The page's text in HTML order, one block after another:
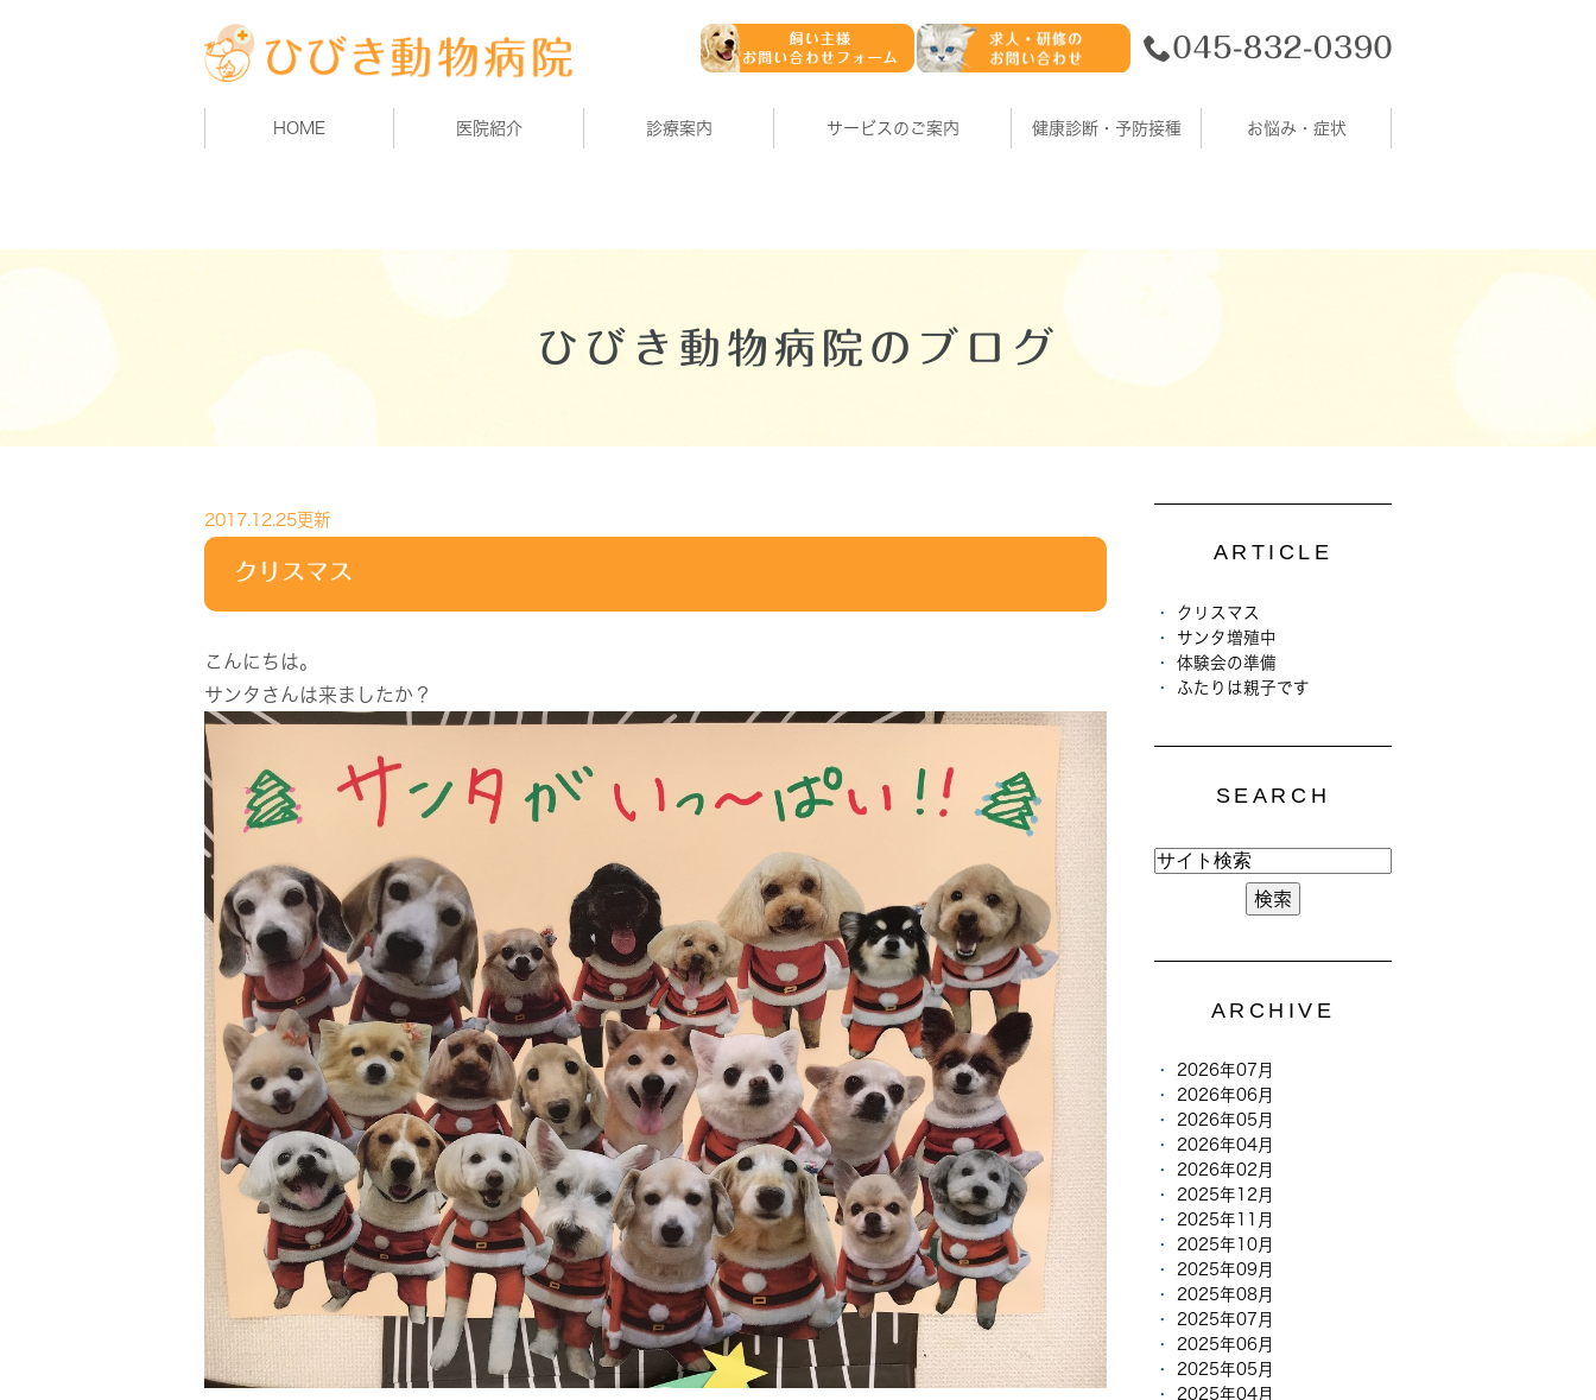
HOME 医院紹介 診療案内 サービスのご案内 健康診断・予防接種 お悩み・症状
ひびき動物病院のブログ
2017.12.25更新
クリスマス
こんにちは。
サンタさんは来ましたか？
ARTICLE
クリスマス
サンタ増殖中
体験会の準備
ふたりは親子です
SEARCH
ARCHIVE
2026年07月
2026年06月
2026年05月
2026年04月
2026年02月
2025年12月
2025年11月
2025年10月
2025年09月
2025年08月
2025年07月
2025年06月
2025年05月
2025年04月